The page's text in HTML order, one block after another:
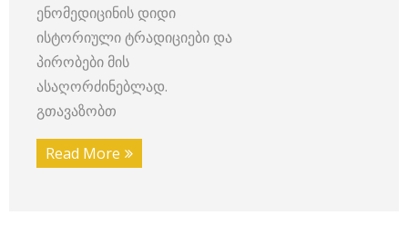
ენომედიცინის დიდი
ისტორიული ტრადიციები და
პირობები მის
ასაღორძინებლად.
გთავაზობთ
Read More